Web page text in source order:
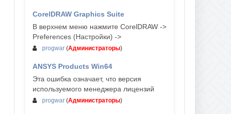
CorelDRAW Graphics Suite
03-авг, 18:58
В верхнем меню нажмите CorelDRAW ->
Preferences (Настройки) ->
progwar (Администраторы)
ANSYS Products Win64
Эта ошибка означает, что версия
используемого менеджера лицензий
progwar (Администраторы)